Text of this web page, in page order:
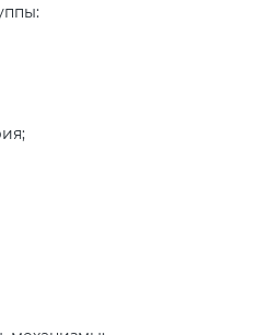
легкой